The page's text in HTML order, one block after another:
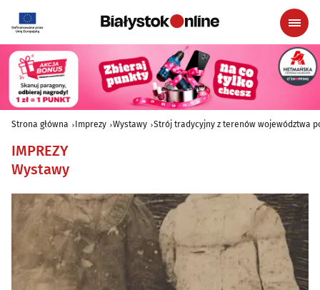
Strona główna Imprezy Wystawy Strój tradycyjny z terenów województwa
IMPREZY
Wystawy